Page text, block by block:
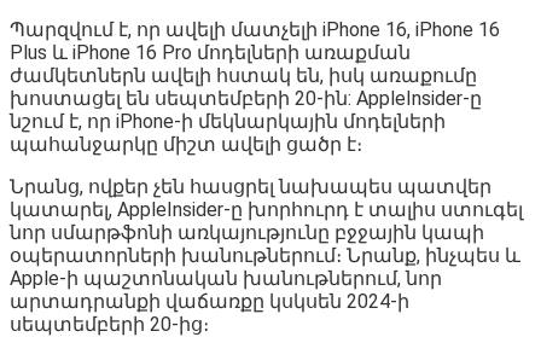
Պարզվում է, որ ավելի մատչելի iPhone 16, iPhone 16
Plus և iPhone 16 Pro մոդելների առաքման
ժամկետներն ավելի հստակ են, իսկ առաքումը
խոստացել են սեպտեմբերի 20-ին: AppleInsider-ը
նշում է, որ iPhone-ի մեկնարկային մոդելների
պահանջարկը միշտ ավելի ցածր է։
Նրանց, ովքեր չեն հասցրել նախապես պատվեր
կատարել, AppleInsider-ը խորհուրդ է տալիս ստուգել
նոր սմարթֆոնի առկայությունը բջջային կապի
օպերատորների խանութներում։ Նրանք, ինչպես և
Apple-ի պաշտոնական խանութներում, նոր
արտադրանքի վաճառքը կսկսեն 2024-ի
սեպտեմբերի 20-ից։